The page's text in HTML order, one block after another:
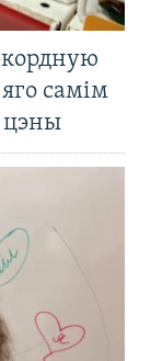
самім
цэны